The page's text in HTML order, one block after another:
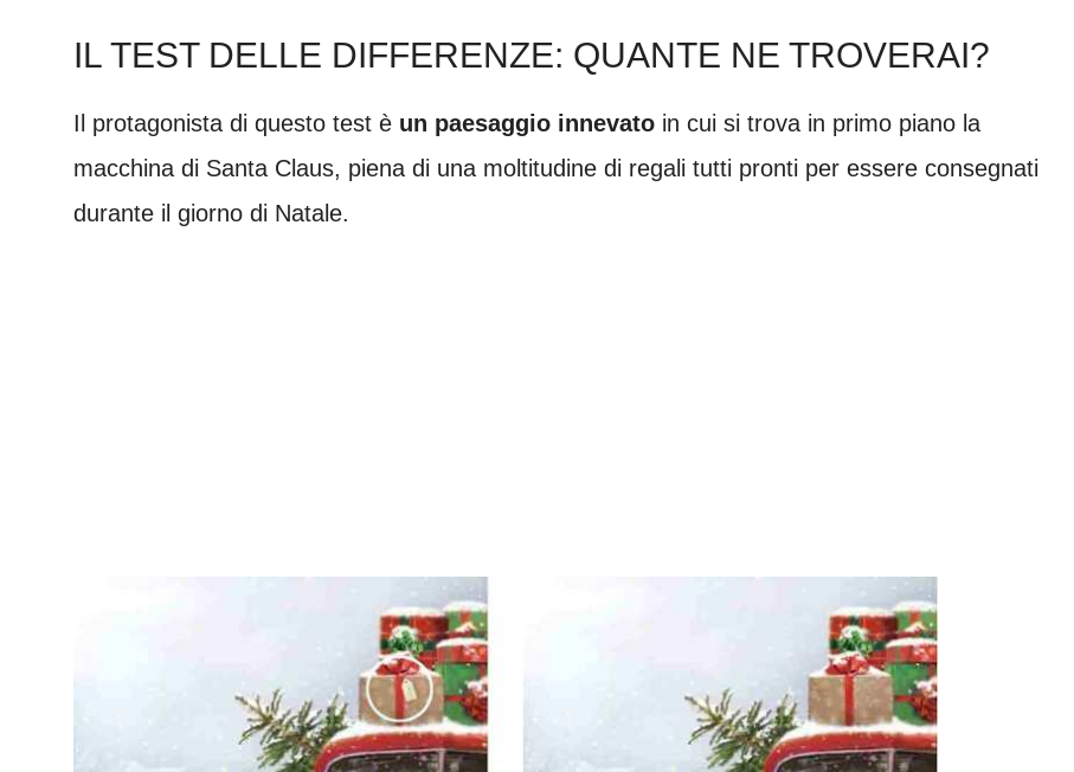
IL TEST DELLE DIFFERENZE: QUANTE NE TROVERAI?
Il protagonista di questo test è un paesaggio innevato in cui si trova in primo piano la
macchina di Santa Claus, piena di una moltitudine di regali tutti pronti per essere consegnati
durante il giorno di Natale.